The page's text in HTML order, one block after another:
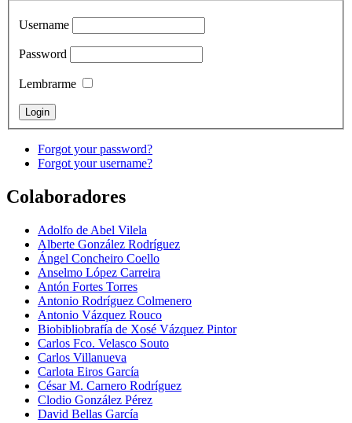
Username
Password
Lembrarme
Forgot your password?
Forgot your username?
Colaboradores
Adolfo de Abel Vilela
Alberte González Rodríguez
Ángel Concheiro Coello
Anselmo López Carreira
Antón Fortes Torres
Antonio Rodríguez Colmenero
Antonio Vázquez Rouco
Biobibliobrafía de Xosé Vázquez Pintor
Carlos Fco. Velasco Souto
Carlos Villanueva
Carlota Eiros García
César M. Carnero Rodríguez
Clodio González Pérez
David Bellas García